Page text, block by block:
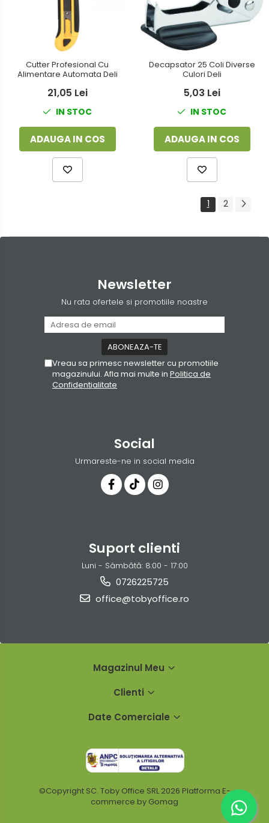
Cutter Profesional Cu
Alimentare Automata Deli
21,05 Lei
IN STOC
ADAUGA IN COS
Decapsator 25 Coli Diverse
Culori Deli
5,03 Lei
IN STOC
ADAUGA IN COS
1 2
Newsletter
Nu rata ofertele si promotiile noastre
Vreau sa primesc newsletter cu promotiile
magazinului. Afla mai multe in Politica de
Confidentialitate
Social
Urmareste-ne in social media
Suport clienti
Luni - Sâmbătă: 8:00 - 17:00
0726225725
office@tobyoffice.ro
Magazinul Meu
Clienti
Date Comerciale
©Copyright SC. Toby Office SRL 2026 Platforma E-
commerce by Gomag